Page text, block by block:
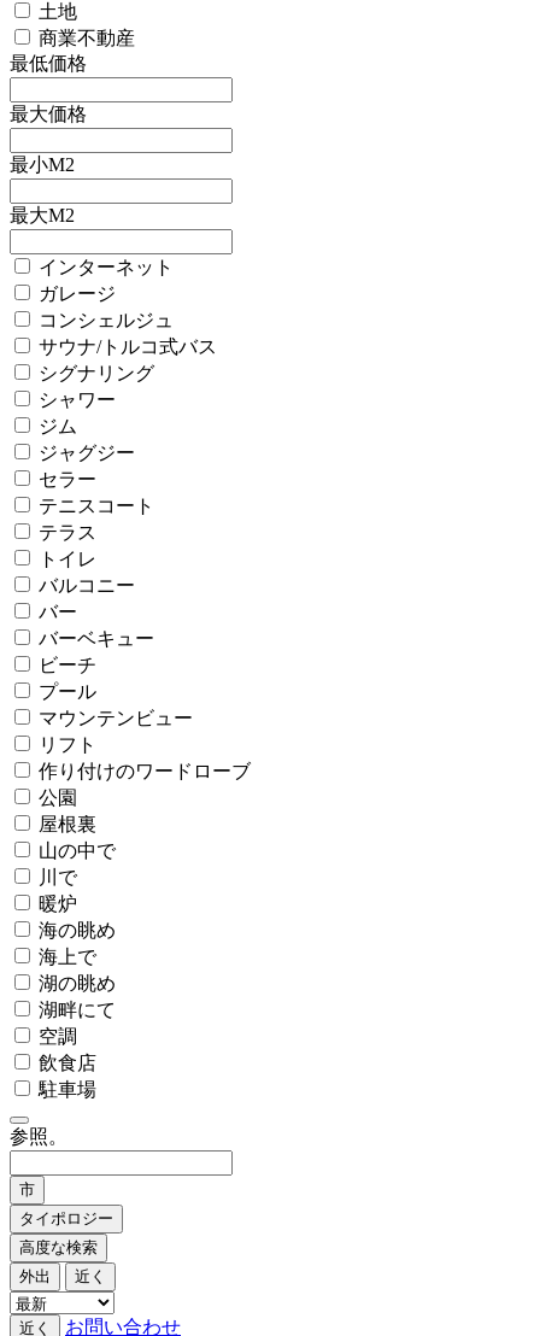
土地
商業不動産
最低価格
最大価格
最小M2
最大M2
インターネット
ガレージ
コンシェルジュ
サウナ/トルコ式バス
シグナリング
シャワー
ジム
ジャグジー
セラー
テニスコート
テラス
トイレ
バルコニー
バー
バーベキュー
ビーチ
プール
マウンテンビュー
リフト
作り付けのワードローブ
公園
屋根裏
山の中で
川で
暖炉
海の眺め
海上で
湖の眺め
湖畔にて
空調
飲食店
駐車場
参照。
市
タイポロジー
高度な検索
外出
近く
近く お問い合わせ